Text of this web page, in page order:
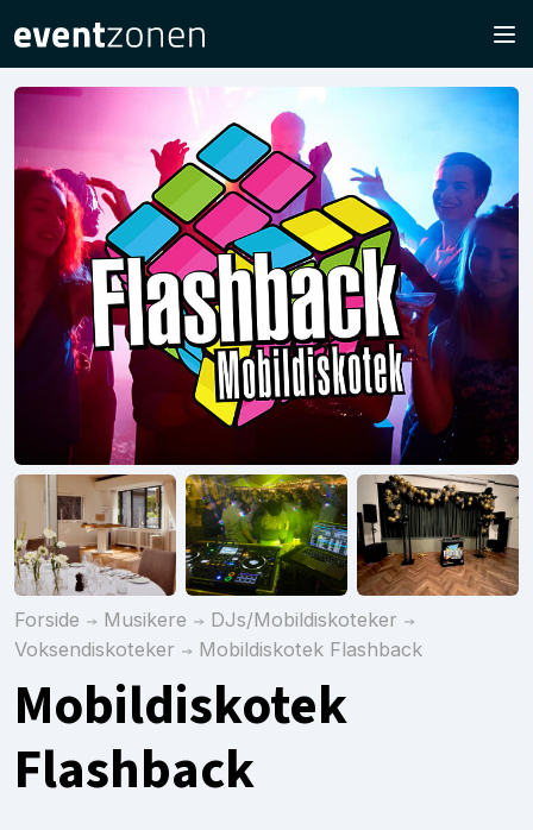
Forside Musikere
DJs/Mobildiskoteker
Voksendiskoteker
Mobildiskotek Flashback
Mobildiskotek
Flashback